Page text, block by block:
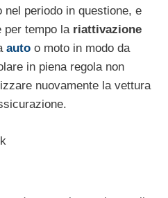
periodo in questione, e
per tempo la riattivazione
auto o moto in modo da
in piena regola non
nuovamente la vettura